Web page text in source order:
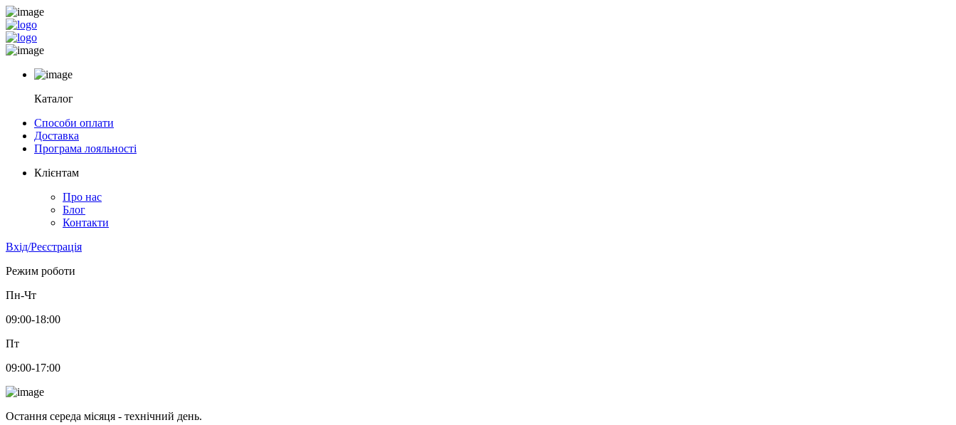
Каталог
Способи оплати
Доставка
Програма лояльності
Клієнтам
Про нас
Блог
Контакти
Вхід/Реєстрація
Режим роботи
Пн-Чт
09:00-18:00
Пт
09:00-17:00
Остання середа місяця - технічний день.